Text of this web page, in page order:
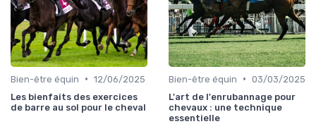
Bien-être équin • 12/06/2025
Les bienfaits des exercices
de barre au sol pour le cheval
Bien-être équin • 03/03/2025
L'art de l'enrubannage pour
chevaux : une technique
essentielle